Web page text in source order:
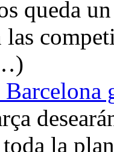
queda
las
la